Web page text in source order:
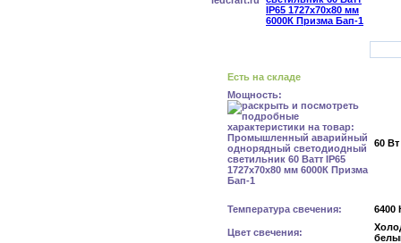
Есть на складе
Мощность:
60 Вт
Температура свечения: 6400
Цвет свечения: